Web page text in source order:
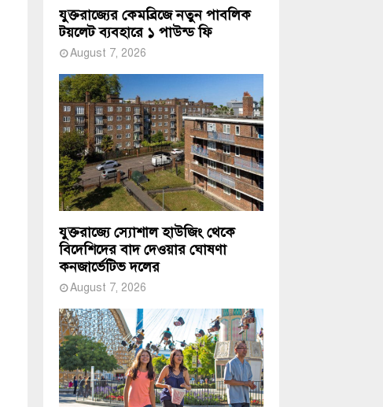
যুক্তরাজ্যের কেমব্রিজে নতুন পাবলিক
টয়লেট ব্যবহারে ১ পাউন্ড ফি
August 7, 2026
যুক্তরাজ্যে স্যোশাল হাউজিং থেকে
বিদেশিদের বাদ দেওয়ার ঘোষণা
কনজার্ভেটিভ দলের
August 7, 2026